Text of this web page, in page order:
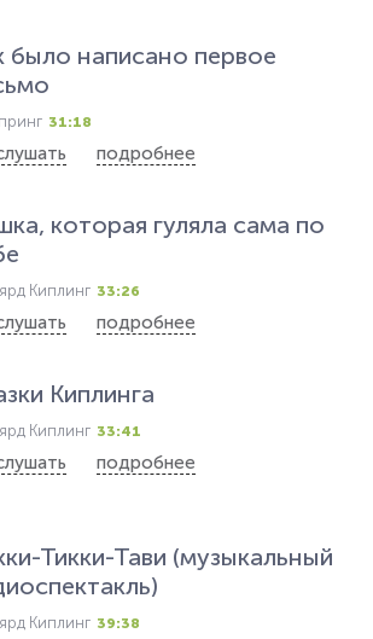
было написано первое
31:18
подробнее
которая гуляла сама по
Киплинг 33:26
подробнее
Киплинга
Киплинг 33:41
подробнее
Тикки-Тави (музыкальный
Киплинг 39:38